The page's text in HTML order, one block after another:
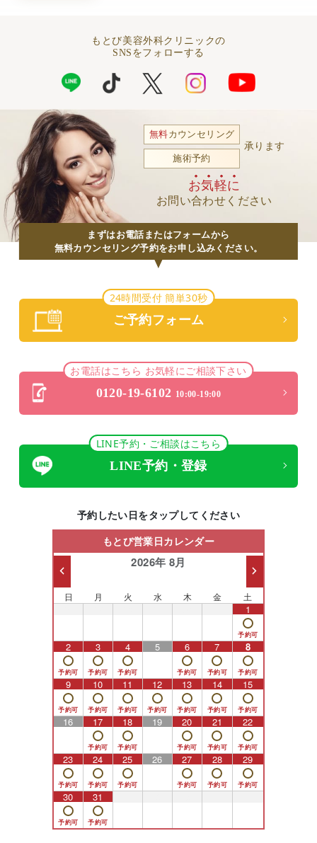
もとび美容外科クリニックの
SNSをフォローする
無料カウンセリング
施術予約
承ります
お気軽に
お問い合わせください
まずはお電話またはフォームから
無料カウンセリング予約をお申し込みください。
24時間受付 簡単30秒
ご予約フォーム
お電話はこちら お気軽にご相談下さい
0120-19-6102 10:00-19:00
LINE予約・ご相談はこちら
LINE予約・登録
予約したい日をタップしてください
もとび営業日カレンダー
2026年 8月
日 月 火 水 木 金 土
1
2 3 4 5 6 7 8
9 10 11 12 13 14 15
16 17 18 19 20 21 22
23 24 25 26 27 28 29
30 31